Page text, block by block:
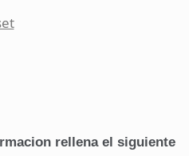
rellena el siguiente